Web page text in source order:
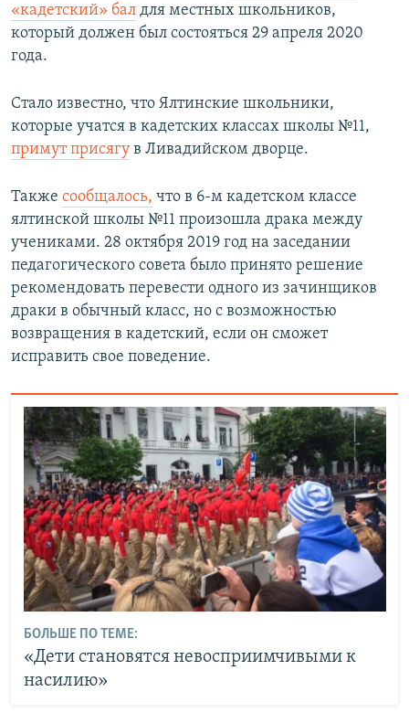
«кадетский» бал для местных школьников,
который должен был состояться 29 апреля 2020
года.
Стало известно, что Ялтинские школьники,
которые учатся в кадетских классах школы №11,
примут присягу в Ливадийском дворце.
Также сообщалось, что в 6-м кадетском классе
ялтинской школы №11 произошла драка между
учениками. 28 октября 2019 год на заседании
педагогического совета было принято решение
рекомендовать перевести одного из зачинщиков
драки в обычный класс, но с возможностью
возвращения в кадетский, если он сможет
исправить свое поведение.
БОЛЬШЕ ПО ТЕМЕ:
«Дети становятся невосприимчивыми к
насилию»